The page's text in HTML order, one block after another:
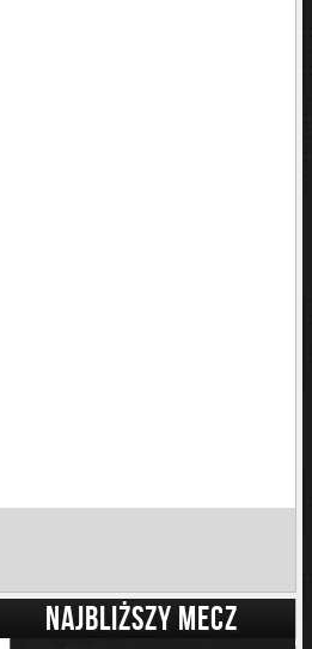
NAJBLIŻSZY MECZ